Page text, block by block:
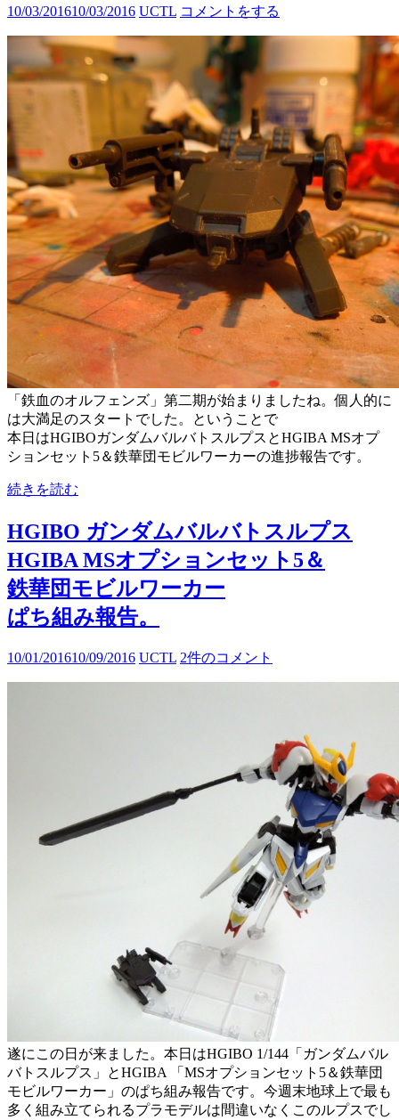
10/03/201610/03/2016 UCTL コメントをする
「鉄血のオルフェンズ」第二期が始まりましたね。個人的に
は大満足のスタートでした。ということで
本日はHGIBOガンダムバルバトスルプスとHGIBA MSオプ
ションセット5＆鉄華団モビルワーカーの進捗報告です。
続きを読む
HGIBO ガンダムバルバトスルプス
HGIBA MSオプションセット5＆
鉄華団モビルワーカー
ぱち組み報告。
10/01/201610/09/2016 UCTL 2件のコメント
遂にこの日が来ました。本日はHGIBO 1/144「ガンダムバル
バトスルプス」とHGIBA 「MSオプションセット5＆鉄華団
モビルワーカー」のぱち組み報告です。今週末地球上で最も
多く組み立てられるプラモデルは間違いなくこのルプスでし